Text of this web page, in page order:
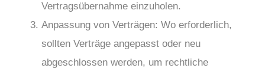
Vertragsübernahme einzuholen.
Anpassung von Verträgen: Wo erforderlich,
sollten Verträge angepasst oder neu
abgeschlossen werden, um rechtliche